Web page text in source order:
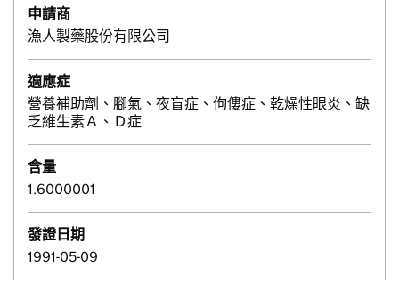
申請商
漁人製藥股份有限公司
適應症
營養補助劑、腳氣、夜盲症、佝僂症、乾燥性眼炎、缺
乏維生素Ａ、Ｄ症
含量
1.6000001
發證日期
1991-05-09